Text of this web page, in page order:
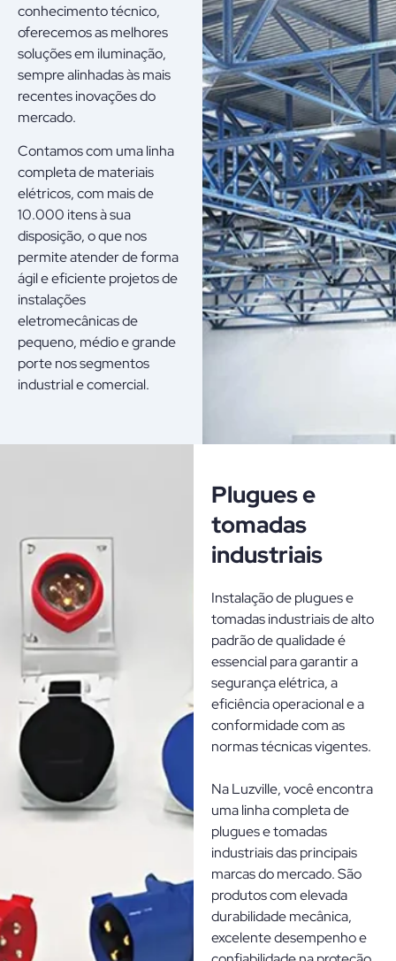
conhecimento técnico,
oferecemos as melhores
soluções em iluminação,
sempre alinhadas às mais
recentes inovações do
mercado.
Contamos com uma linha
completa de materiais
elétricos, com mais de
10.000 itens à sua
disposição, o que nos
permite atender de forma
ágil e eficiente projetos de
instalações
eletromecânicas de
pequeno, médio e grande
porte nos segmentos
industrial e comercial.
Plugues e
tomadas
industriais
Instalação de plugues e
tomadas industriais de alto
padrão de qualidade é
essencial para garantir a
segurança elétrica, a
eficiência operacional e a
conformidade com as
normas técnicas vigentes.
Na Luzville, você encontra
uma linha completa de
plugues e tomadas
industriais das principais
marcas do mercado. São
produtos com elevada
durabilidade mecânica,
excelente desempenho e